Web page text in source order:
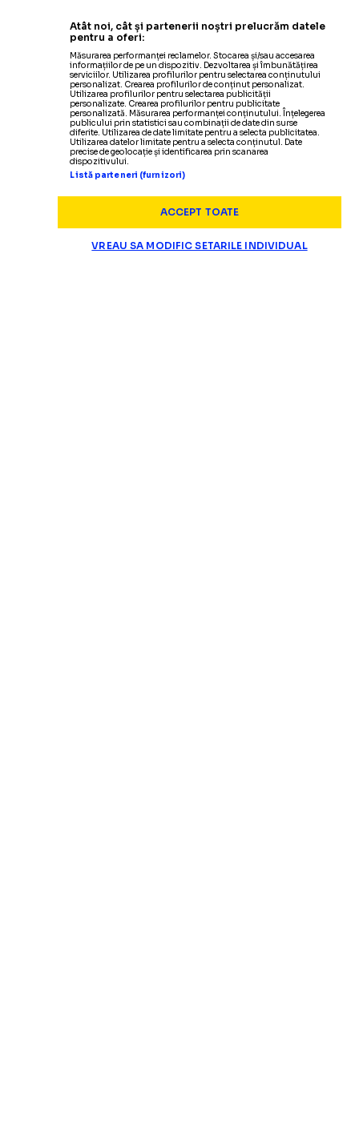
Atât noi, cât și partenerii noștri prelucrăm datele
pentru a oferi:
Măsurarea performanței reclamelor. Stocarea și/sau accesarea
informațiilor de pe un dispozitiv. Dezvoltarea și îmbunătățirea
serviciilor. Utilizarea profilurilor pentru selectarea conținutului
personalizat. Crearea profilurilor de conținut personalizat.
Utilizarea profilurilor pentru selectarea publicității
personalizate. Crearea profilurilor pentru publicitate
personalizată. Măsurarea performanței conținutului. Înțelegerea
publicului prin statistici sau combinații de date din surse
diferite. Utilizarea de date limitate pentru a selecta publicitatea.
Utilizarea datelor limitate pentru a selecta conținutul. Date
precise de geolocație și identificarea prin scanarea
dispozitivului.
Listă parteneri (furnizori)
ACCEPT TOATE
VREAU SA MODIFIC SETARILE INDIVIDUAL